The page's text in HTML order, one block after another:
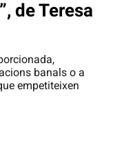
de Teresa
banals o a
empetiteixen